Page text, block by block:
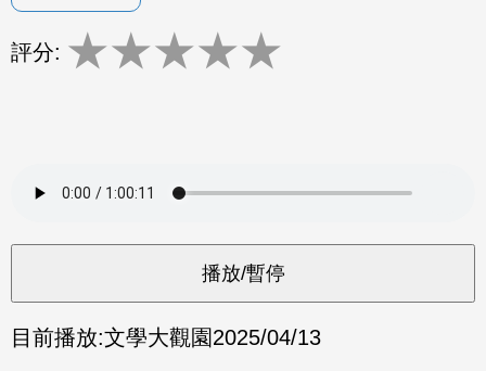
評分: ★★★★★
目前播放:文學大觀園2025/04/13